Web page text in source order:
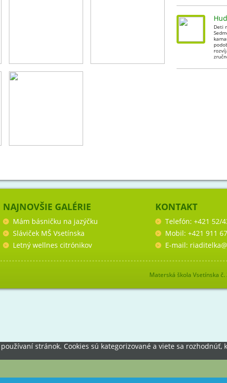
Deti
NAJNOVŠIE GALÉRIE
Mám básničku na jazýčku
Sláviček MŠ Vsetínska
Letný wellnes citrónikov
KONTAKT
Telefón: +421 52/
Mobil: +421 911
E-mail:
Materská škola Vsetínska
stránok. Cookies sú kategorizované a viete sa rozhodnúť,